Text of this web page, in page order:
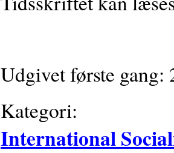
Udgivet første gang:
Kategori:
International